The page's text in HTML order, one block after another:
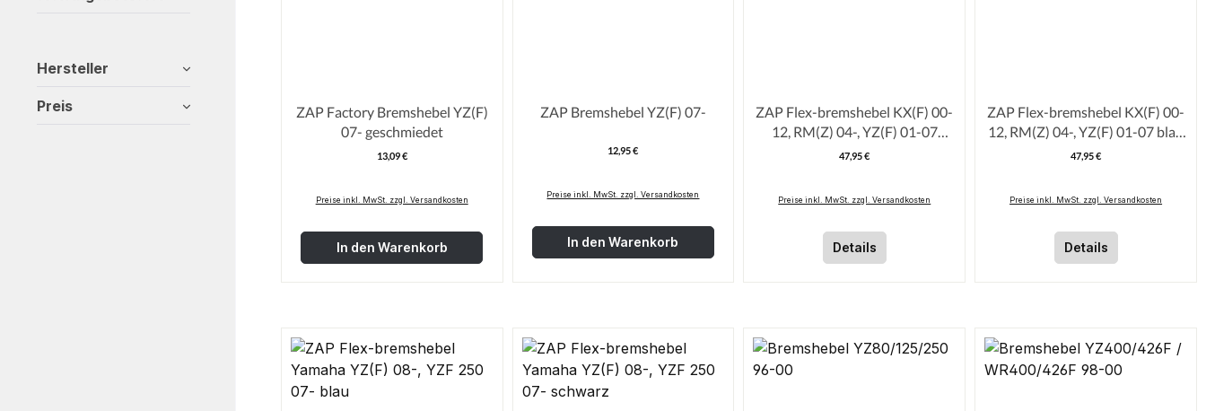
Hersteller
Preis
ZAP Factory Bremshebel YZ(F)
07- geschmiedet
Regulärer Preis:
13,09 €
Preise inkl. MwSt. zzgl. Versandkosten
In den Warenkorb
ZAP Bremshebel YZ(F) 07-
Regulärer Preis:
12,95 €
Preise inkl. MwSt. zzgl. Versandkosten
In den Warenkorb
ZAP Flex-bremshebel KX(F) 00-
12, RM(Z) 04-, YZ(F) 01-07
schwarz inkl. Staubschutz !
Regulärer Preis:
47,95 €
Preise inkl. MwSt. zzgl. Versandkosten
Details
ZAP Flex-bremshebel KX(F) 00-
12, RM(Z) 04-, YZ(F) 01-07 blau
inkl. Staubschutz !
Regulärer
47,95 €
Preise inkl. MwSt. zzgl. Versandkosten
Details